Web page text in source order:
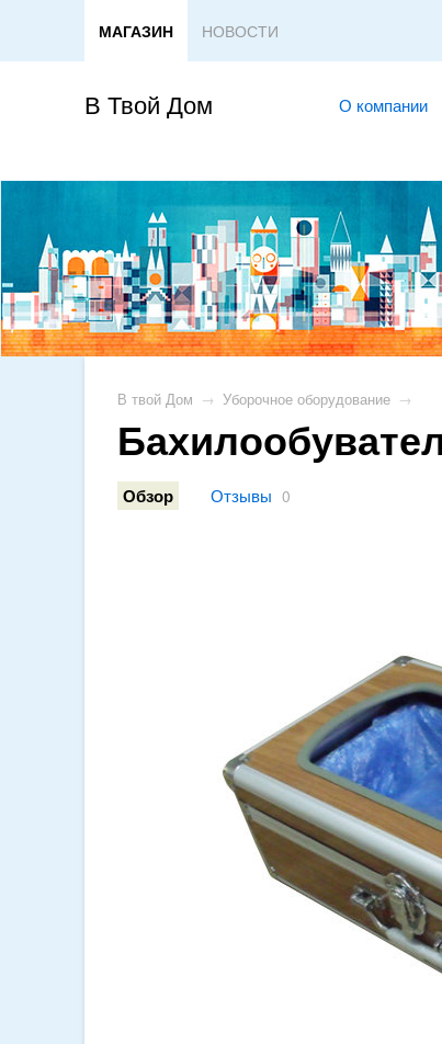
МАГАЗИН НОВОСТИ
В Твой Дом О компании
В твой Дом → Уборочное оборудование →
Обзор Отзывы 0